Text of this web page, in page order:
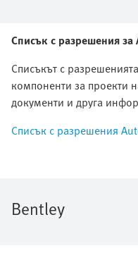
Списък с разрешения
Списъкът с
компоненти за проекти
документи и друга
Списък с разрешения
Bentley